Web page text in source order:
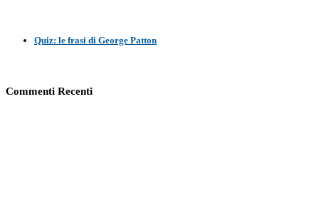
Quiz: le frasi di George Patton
Commenti Recenti